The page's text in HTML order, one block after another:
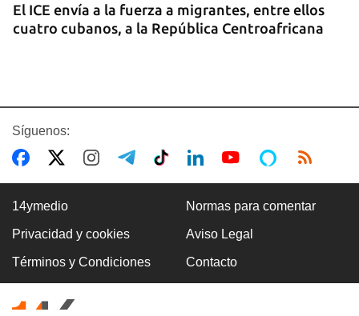
El ICE envía a la fuerza a migrantes, entre ellos
cuatro cubanos, a la República Centroafricana
GUERRA
Ucrania ataca otro centro logístico del Amazon
ruso, esta vez en los Urales
Síguenos:
14ymedio Normas para comentar
Privacidad y cookies Aviso Legal
Términos y Condiciones Contacto